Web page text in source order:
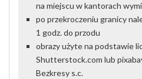
na miejscu w kantorach
po przekroczeniu granicy
1 godz. do przodu
obrazy użyte na podstawie
Shutterstock.com lub
Bezkresy s.c.